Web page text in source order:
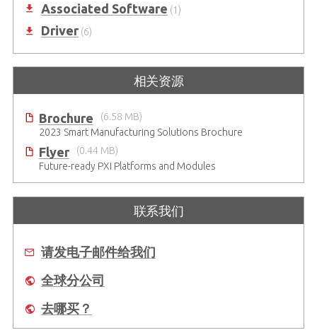
Associated Software (1)
Driver(6)
相关资源
Brochure
(6.58 MB)
2023 Smart Manufacturing Solutions Brochure
Flyer
(0.44 MB)
Future-ready PXI Platforms and Modules
联系我们
请发电子邮件给我们
全球分公司
去哪买？